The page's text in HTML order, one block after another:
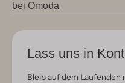
bei Omoda
Lass uns in
Bleib auf dem